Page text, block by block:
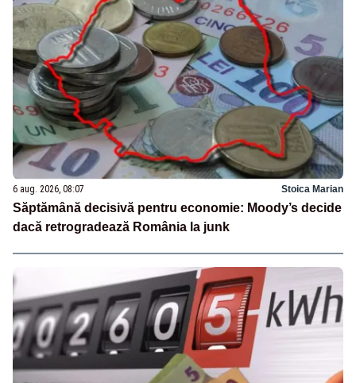
6 aug. 2026, 08:07 Stoica Marian
Săptămână decisivă pentru economie: Moody’s decide
dacă retrogradează România la junk